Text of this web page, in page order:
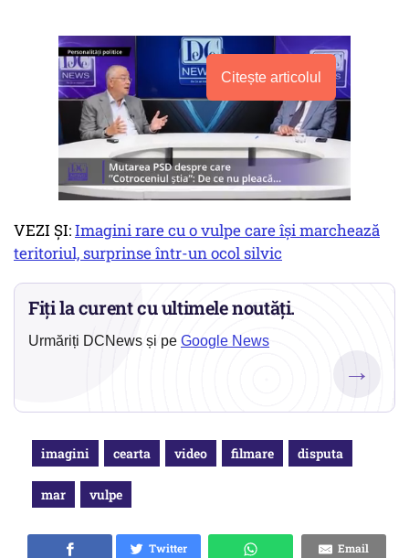
Citește articolul
VEZI ȘI:Imagini rare cu o vulpe care își marchează
teritoriul, surprinse într-un ocol silvic
Fiți la curent cu ultimele noutăți.
Urmăriți DCNews și pe Google News
→
imagini cearta video filmare disputa
mar vulpe
Twitter
Email